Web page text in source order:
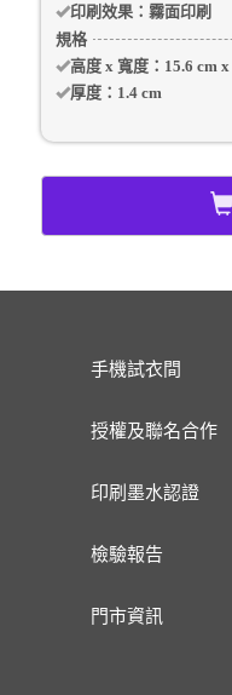
印刷效果： 霧面印刷
規格
高度 x 寬度： 15.6 cm x
厚度： 1.4 cm
手機試衣間
授權及聯名合作
印刷墨水認證
檢驗報告
門市資訊